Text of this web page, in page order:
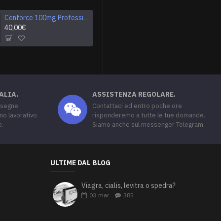
Tastylia 20mg
50,00€
Cenforce 100mg Professional
40,00€
lavorativo
ASSISTENZA REGOLARE.
Contattaci ed entro poche ore
risponderemo a tutte le tue domande.
Siamo anche sul messenger Telegram.
ULTIME DAL BLOG
Viagra, cialis, levitra o spedra?
03 mar 385